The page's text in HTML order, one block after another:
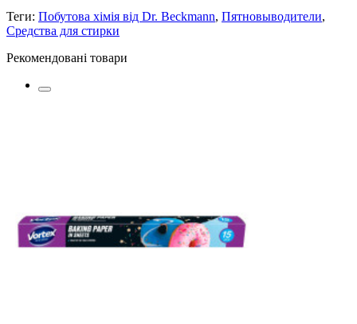
Теги: Побутова хімія від Dr. Beckmann, Пятновыводители,
Средства для стирки
Рекомендовані товари